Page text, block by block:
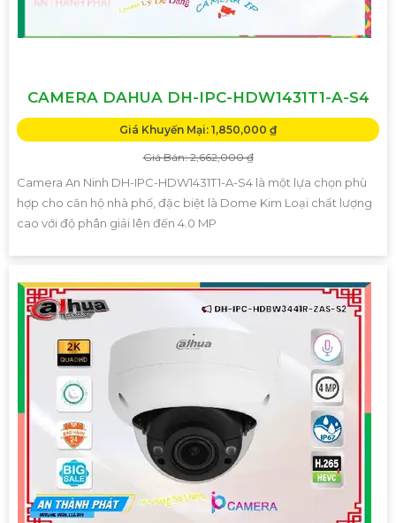
CAMERA DAHUA DH-IPC-HDW1431T1-A-S4
Giá Khuyến Mại: 1,850,000 ₫
Giá Bán: 2,662,000 ₫
Camera An Ninh DH-IPC-HDW1431T1-A-S4 là một lựa chọn phù
hợp cho căn hộ nhà phố, đặc biệt là Dome Kim Loại chất lượng
cao với độ phân giải lên đến 4.0 MP